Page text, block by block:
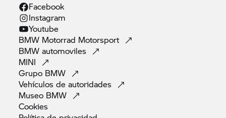
Facebook
Instagram
Youtube
BMW Motorrad Motorsport
BMWautomoviles
MINI
Grupo BMW
Vehículos deautoridades
Museo BMW
Cookies